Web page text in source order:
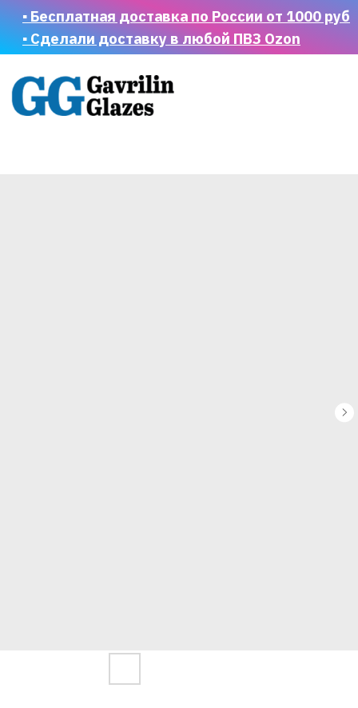
▪ Бесплатная доставка по России от 1000 руб
▪ Сделали доставку в любой ПВЗ Ozon